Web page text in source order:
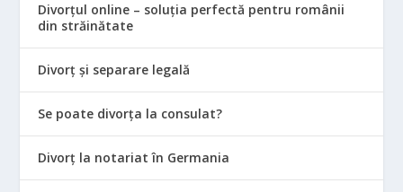
Divorțul online – soluția perfectă pentru românii
din străinătate
Divorț și separare legală
Se poate divorța la consulat?
Divorț la notariat în Germania